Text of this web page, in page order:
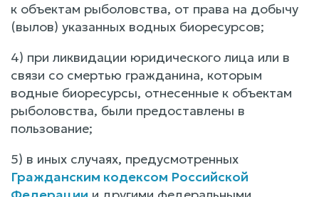
к объектам рыболовства, от права на добычу
(вылов) указанных водных биоресурсов;
4) при ликвидации юридического лица или в
связи со смертью гражданина, которым
водные биоресурсы, отнесенные к объектам
рыболовства, были предоставлены в
пользование;
5) в иных случаях, предусмотренных
Гражданским кодексом Российской